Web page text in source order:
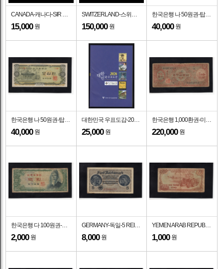
CANADA-캐나다-SIR WILFRED LAURIER(윌프리드 로리에)-P106-POLYMER PLASTIC PAPER-5 DOLLARS-2013년
15,000 원
SWITZERLAND-스위스-P63-FRANCESCO BORROMINI(프란체스코 보로미니-건축가)-NO.93T2428882-100 FRANKEN-1985년
150,000 원
한국은행 나 50원권-탑골공원 팔각정/봉화, 무궁화-#53.11-#18-1969년
40,000 원
한국은행 나 50원권-탑골공원 팔각정/봉화, 무궁화-#53.11-#24-1969년
40,000 원
대한민국 우표도감-2026년판-1884~2025년 수록-(사)한국우표상협회
25,000 원
한국은행 1,000환권-미제-거북선/한국은행 휘장-#52.5-NO.15-1962.6.10일
220,000 원
한국은행 다 100원권-세종대왕 초상-#53.9-1965.8.14일
2,000 원
GERMANY-독일-5 REICHSMARK-1940년대
8,000 원
YEMEN ARAB REPUBLIC- 예멘 아랍 공화국-#17a-5 RIALS-1981년
1,000 원